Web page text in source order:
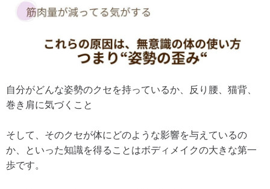
自分がどんな姿勢のクセを持っているか、反り腰、猫背、
巻き肩に気づくこと
そして、そのクセが体にどのような影響を与えているの
か、といった知識を得ることはボディメイクの大きな第一
歩です。